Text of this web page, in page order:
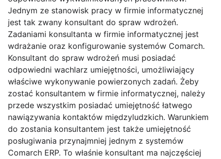
Jednym ze stanowisk pracy w firmie informatycznej
jest tak zwany konsultant do spraw wdrożeń.
Zadaniami konsultanta w firmie informatycznej jest
wdrażanie oraz konfigurowanie systemów Comarch.
Konsultant do spraw wdrożeń musi posiadać
odpowiedni wachlarz umiejętności, umożliwiający
właściwe wykonywanie powierzonych zadań. Żeby
zostać konsultantem w firmie informatycznej, należy
przede wszystkim posiadać umiejętność łatwego
nawiązywania kontaktów międzyludzkich. Warunkiem
do zostania konsultantem jest także umiejętność
posługiwania przynajmniej jednym z systemów
Comarch ERP. To właśnie konsultant ma najczęściej